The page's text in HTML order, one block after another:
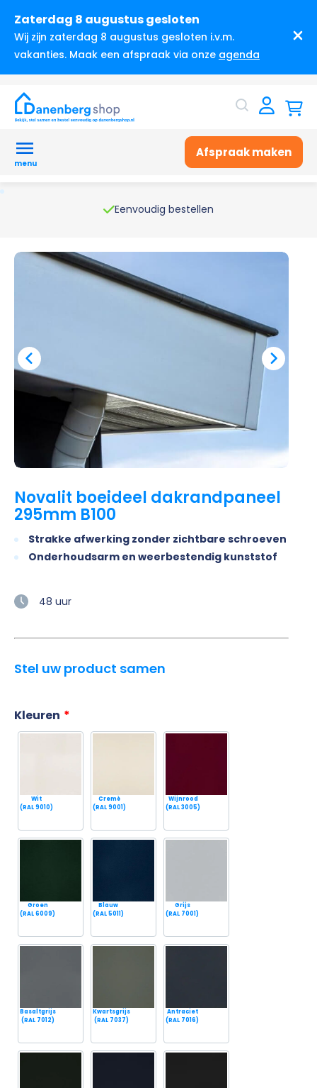
Zaterdag 8 augustus gesloten
Wij zijn zaterdag 8 augustus gesloten i.v.m.
vakanties. Maak een afspraak via onze agenda
menu
Afspraak maken
Eenvoudig bestellen
Novalit boeideel dakrandpaneel
295mm B100
Strakke afwerking zonder zichtbare schroeven
Onderhoudsarm en weerbestendig kunststof
48 uur
Stel uw product samen
*
Kleuren
Wit
(RAL 9010)
Cremè
(RAL 9001)
Wijnrood
(RAL 3005)
Groen
(RAL 6009)
Blauw
(RAL 5011)
Grijs
(RAL 7001)
Basaltgrijs
(RAL 7012)
Kwartsgrijs
(RAL 7037)
Antraciet
(RAL 7016)